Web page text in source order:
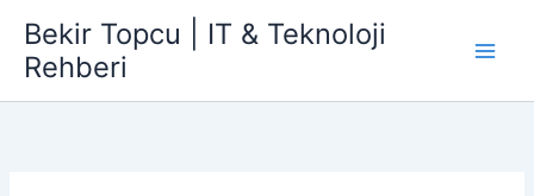
atlaBekir Topcu | IT & Teknoloji
Rehberi